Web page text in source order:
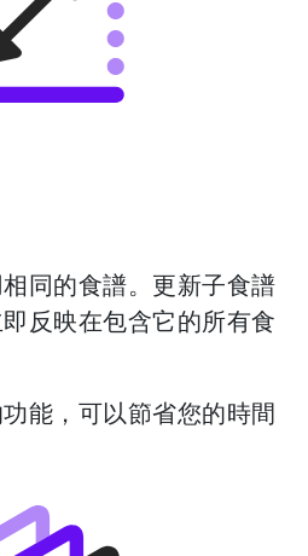
同的食譜。更新子食譜
反映在包含它的所有食
能，可以節省您的時間